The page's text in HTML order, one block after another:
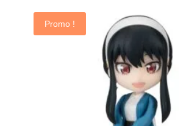
Promo !